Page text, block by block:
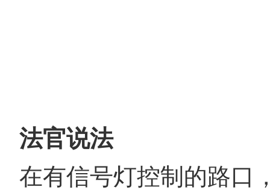
法官说法
在有信号灯控制的路口